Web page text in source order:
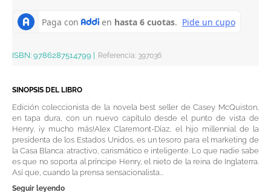
ISBN: 9786287514799 Referencia: 397036
SINOPSIS DEL LIBRO
Edición coleccionista de la novela best seller de Casey McQuiston,
en tapa dura, con un nuevo capítulo desde el punto de vista de
Henry, ¡y mucho más!Alex Claremont-Díaz, el hijo millennial de la
presidenta de los Estados Unidos, es un tesoro para el marketing de
la Casa Blanca: atractivo, carismático e inteligente. Lo que nadie sabe
es que no soporta al príncipe Henry, el nieto de la reina de Inglaterra.
Así que, cuando la prensa sensacionalista...
Seguir leyendo